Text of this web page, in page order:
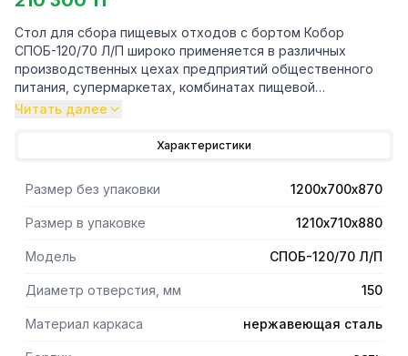
Стол для сбора пищевых отходов с бортом Кобор
СПОБ-120/70 Л/П широко применяется в различных
производственных цехах предприятий общественного
питания, супермаркетах, комбинатах пищевой
промышленности для разделывания и обработки
поверхности для кухонного оборудования.
нержавеющей квадратной трубы 40х40 мм.
- Также стол имеет на столешнице борт высотой 40 мм
предотвращающий попадание брызг на стену, а
столешница из нержавеющей стали aisi 430 усилена
- Стол имеет специальное отверстие (150 мм), под
- Ножки оснащены регулируемыми по высоте опорами.
Читать далее
Характеристики
Размер без упаковки 1200х700х870
Размер в упаковке 1210х710х880
Модель СПОБ-120/70 Л/П
Диаметр отверстия, мм 150
Материал каркаса нержавеющая сталь